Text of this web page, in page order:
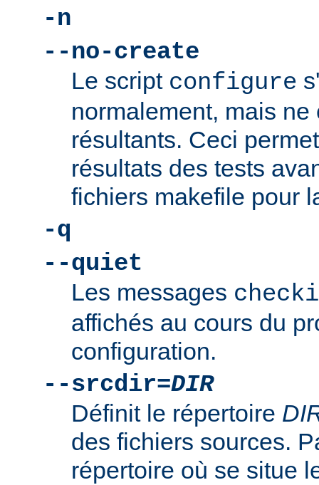
-n
--no-create
Le script configure
normalement, mais
résultants. Ceci
résultats des tests
fichiers makefile pour
-q
--quiet
Les messages
affichés au cours du
configuration.
--srcdir=DIR
Définit le répertoire
des fichiers sources.
répertoire où se situe